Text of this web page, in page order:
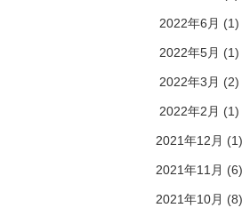
2022年6月 (1)
2022年5月 (1)
2022年3月 (2)
2022年2月 (1)
2021年12月 (1)
2021年11月 (6)
2021年10月 (8)